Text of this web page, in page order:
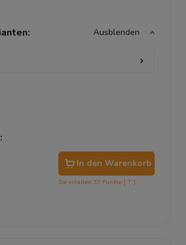
Ausblenden
In den Warenkorb
Sie erhalten 33 Punkte [ ? ]